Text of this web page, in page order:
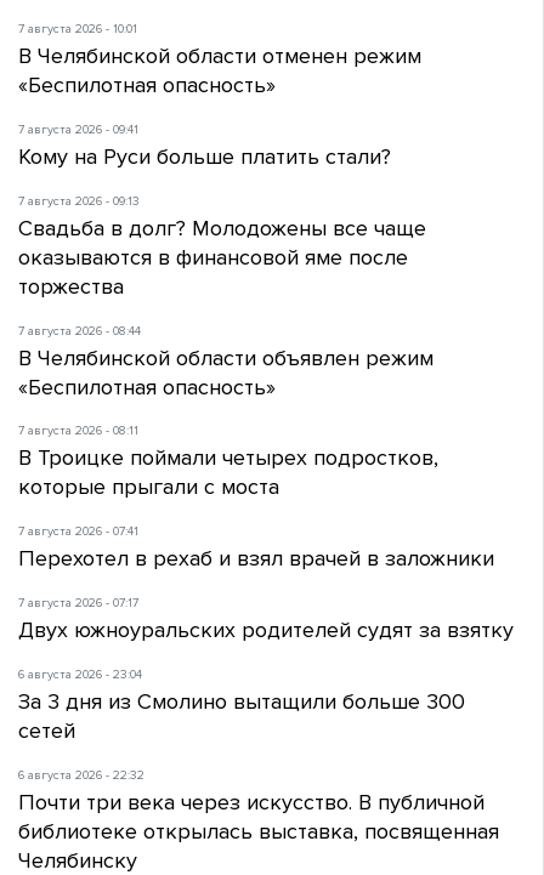
7 августа 2026 - 10:01
В Челябинской области отменен режим
«Беспилотная опасность»
7 августа 2026 - 09:41
Кому на Руси больше платить стали?
7 августа 2026 - 09:13
Свадьба в долг? Молодожены все чаще
оказываются в финансовой яме после
торжества
7 августа 2026 - 08:44
В Челябинской области объявлен режим
«Беспилотная опасность»
7 августа 2026 - 08:11
В Троицке поймали четырех подростков,
которые прыгали с моста
7 августа 2026 - 07:41
Перехотел в рехаб и взял врачей в заложники
7 августа 2026 - 07:17
Двух южноуральских родителей судят за взятку
6 августа 2026 - 23:04
За 3 дня из Смолино вытащили больше 300
сетей
6 августа 2026 - 22:32
Почти три века через искусство. В публичной
библиотеке открылась выставка, посвященная
Челябинску